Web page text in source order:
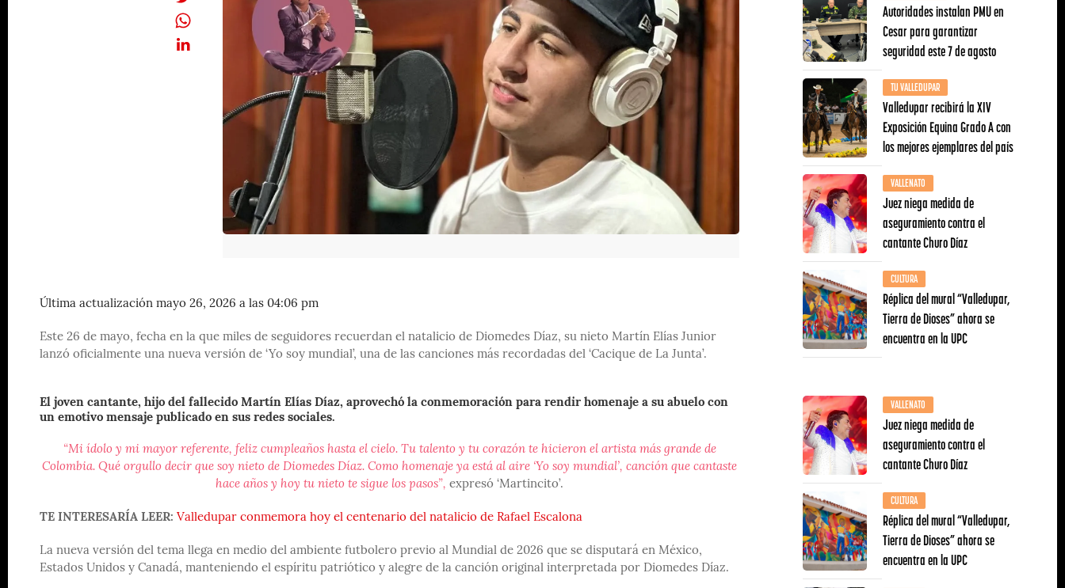
Última actualización mayo 26, 2026 a las 04:06 pm
Este 26 de mayo, fecha en la que miles de seguidores recuerdan el natalicio de Diomedes Díaz, su nieto Martín Elías Junior
lanzó oficialmente una nueva versión de ‘Yo soy mundial’, una de las canciones más recordadas del ‘Cacique de La Junta’.
El joven cantante, hijo del fallecido Martín Elías Díaz, aprovechó la conmemoración para rendir homenaje a su abuelo con
un emotivo mensaje publicado en sus redes sociales.
“Mi ídolo y mi mayor referente, feliz cumpleaños hasta el cielo. Tu talento y tu corazón te hicieron el artista más grande de
Colombia. Qué orgullo decir que soy nieto de Diomedes Díaz. Como homenaje ya está al aire ‘Yo soy mundial’, canción que cantaste
hace años y hoy tu nieto te sigue los pasos”, expresó ‘Martincito’.
TE INTERESARÍA LEER: Valledupar conmemora hoy el centenario del natalicio de Rafael Escalona
La nueva versión del tema llega en medio del ambiente futbolero previo al Mundial de 2026 que se disputará en México,
Estados Unidos y Canadá, manteniendo el espíritu patriótico y alegre de la canción original interpretada por Diomedes Díaz.
Autoridades instalan PMU en
Cesar para garantizar
seguridad este 7 de agosto
TU VALLEDUPAR
Valledupar recibirá la XIV
Exposición Equina Grado A con
los mejores ejemplares del país
VALLENATO
Juez niega medida de
aseguramiento contra el
cantante Churo Díaz
CULTURA
Réplica del mural “Valledupar,
Tierra de Dioses” ahora se
encuentra en la UPC
VALLENATO
Juez niega medida de
aseguramiento contra el
cantante Churo Díaz
CULTURA
Réplica del mural “Valledupar,
Tierra de Dioses” ahora se
encuentra en la UPC